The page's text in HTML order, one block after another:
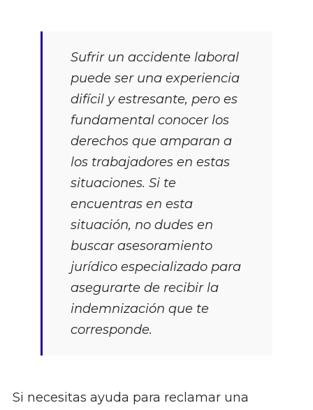
Sufrir un accidente laboral
puede ser una experiencia
difícil y estresante, pero es
fundamental conocer los
derechos que amparan a
los trabajadores en estas
situaciones. Si te
encuentras en esta
situación, no dudes en
buscar asesoramiento
jurídico especializado para
asegurarte de recibir la
indemnización que te
corresponde.
Si necesitas ayuda para reclamar una